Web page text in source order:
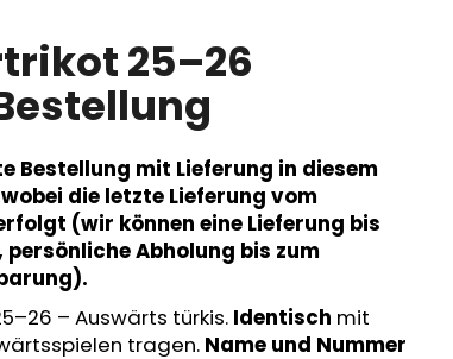
25–26
Bestellung mit Lieferung in diesem
die letzte Lieferung vom
(wir können eine Lieferung bis
Abholung bis zum
– Auswärts türkis. Identisch mit
tragen. Name und Nummer